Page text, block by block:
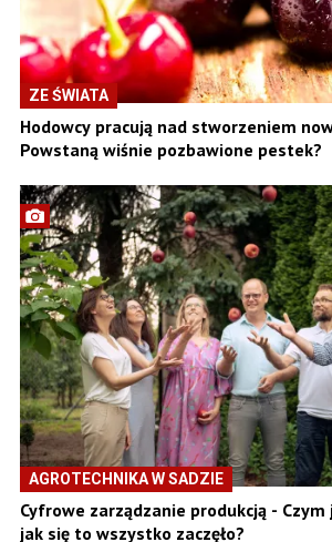
ZE ŚWIATA
Hodowcy pracują nad stworzeniem
Powstaną wiśnie pozbawione pestek?
AGROTECHNIKA W SADZIE
Cyfrowe zarządzanie produkcją -
jak się to wszystko zaczęło?